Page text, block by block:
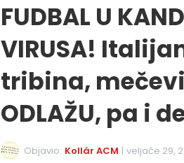
FUDBAL U
VIRUSA!
tribina, mečevi
ODLAŽU, pa i
Objavio: Kollár ACM | veljače 29,